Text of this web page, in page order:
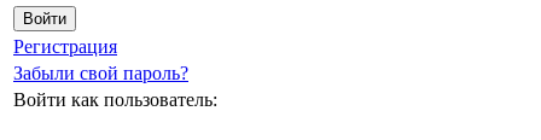
Регистрация
Забыли свой пароль?
Войти как пользователь: